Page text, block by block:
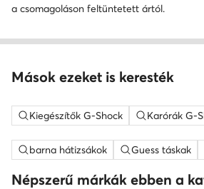
a csomagoláson feltüntetett ártól.
Mások ezeket is keresték
Kiegészítők G-Shock Karórák G-
barna hátizsákok Guess táskak
Népszerű márkák ebben a